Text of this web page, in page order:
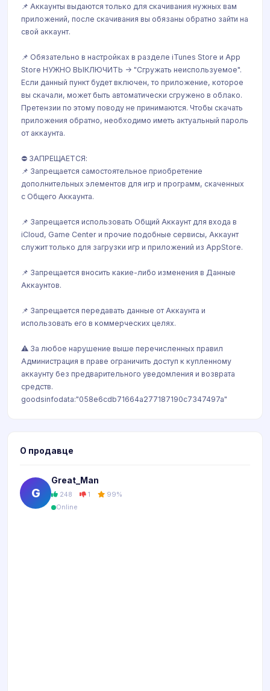
📌 Аккаунты выдаются только для скачивания нужных вам
приложений, после скачивания вы обязаны обратно зайти на
свой аккаунт.
📌 Обязательно в настройках в разделе iTunes Store и App
Store НУЖНО ВЫКЛЮЧИТЬ -> "Сгружать неиспользуемое".
Если данный пункт будет включен, то приложение, которое
вы скачали, может быть автоматически сгружено в облако.
Претензии по этому поводу не принимаются. Чтобы скачать
приложения обратно, необходимо иметь актуальный пароль
от аккаунта.
⛔️ ЗАПРЕЩАЕТСЯ:
📌 Запрещается самостоятельное приобретение
дополнительных элементов для игр и программ, скаченных
с Общего Аккаунта.
📌 Запрещается использовать Общий Аккаунт для входа в
iCloud, Game Center и прочие подобные сервисы, Аккаунт
cлужит только для загрузки игр и приложений из AppStore.
📌 Запрещается вносить какие-либо изменения в Данные
Аккаунтов.
📌 Запрещается передавать данные от Аккаунта и
использовать его в коммерческих целях.
⚠️ За любое нарушение выше перечисленных правил
Администрация в праве ограничить доступ к купленному
аккаунту без предварительного уведомления и возврата
средств.
goodsinfodata:"058e6cdb71664a277187190c7347497a"
О продавце
G
Great_Man
248 1 99%
Online